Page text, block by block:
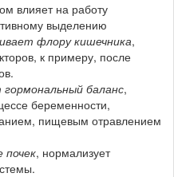
влияет на работу
выделению
флору кишечника,
к примеру, после
баланс,
беременности,
пищевым отравлением
, нормализует